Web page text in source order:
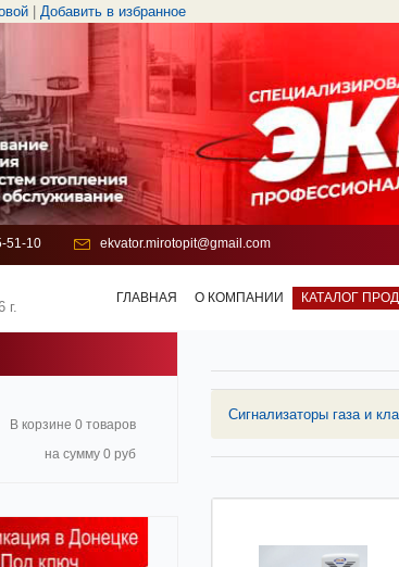
Добавить в избранное
51-10 ekvator.mirotopit@gmail.com
г.
ГЛАВНАЯ О КОМПАНИИ КАТАЛОГ
В корзине 0 товаров
на сумму 0 руб
Сигнализаторы газа и